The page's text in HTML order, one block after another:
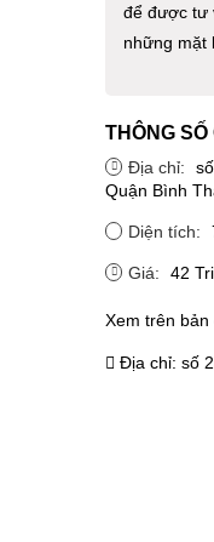
để được tư
những mặt
THÔNG SỐ
Địa chỉ:
Quận Bình
Diện tích:
Giá: 42
Xem trên bản
Địa chỉ: số